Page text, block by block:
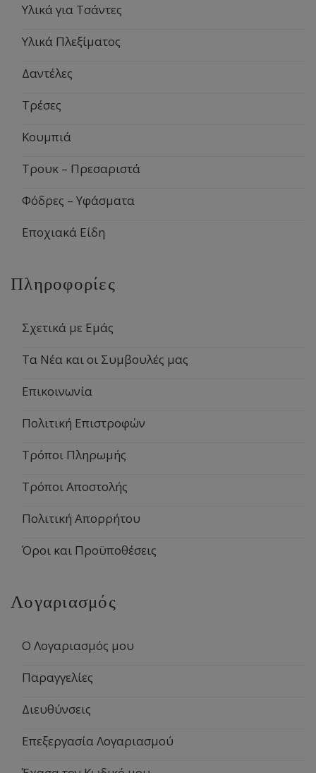
Υλικά για Τσάντες
Υλικά Πλεξίματος
Δαντέλες
Τρέσες
Κουμπιά
Τρουκ – Πρεσαριστά
Φόδρες – Υφάσματα
Εποχιακά Είδη
Πληροφορίες
Σχετικά με Εμάς
Τα Νέα και οι Συμβουλές μας
Επικοινωνία
Πολιτική Επιστροφών
Τρόποι Πληρωμής
Τρόποι Αποστολής
Πολιτική Απορρήτου
Όροι και Προϋποθέσεις
Λογαριασμός
Ο Λογαριασμός μου
Παραγγελίες
Διευθύνσεις
Επεξεργασία Λογαριασμού